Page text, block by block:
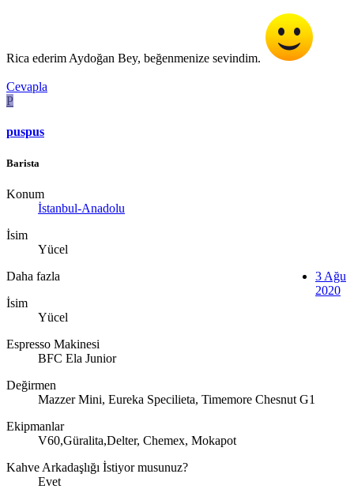
Rica ederim Aydoğan Bey, beğenmenize sevindim.
Cevapla
P
puspus
Barista
Konum
İstanbul-Anadolu
İsim
Yücel
Daha fazla
İsim
Yücel
Espresso Makinesi
BFC Ela Junior
Değirmen
Mazzer Mini, Eureka Specilieta, Timemore Chesnut G1
Ekipmanlar
V60,Güralita,Delter, Chemex, Mokapot
Kahve Arkadaşlığı İstiyor musunuz?
Evet
3 Ağu
2020